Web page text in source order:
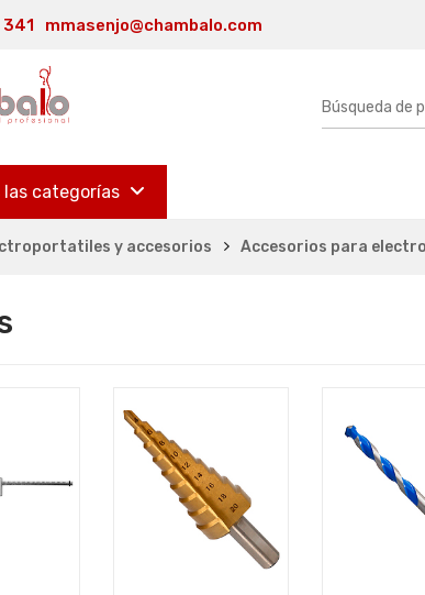
341 mmasenjo@chambalo.com
las categorías
y accesorios Accesorios para